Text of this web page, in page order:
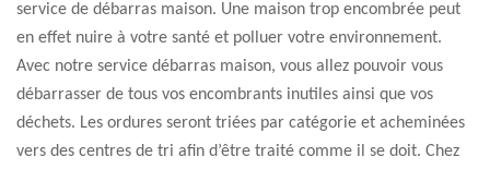
service de débarras maison. Une maison trop encombrée peut
en effet nuire à votre santé et polluer votre environnement.
Avec notre service débarras maison, vous allez pouvoir vous
débarrasser de tous vos encombrants inutiles ainsi que vos
déchets. Les ordures seront triées par catégorie et acheminées
vers des centres de tri afin d’être traité comme il se doit. Chez